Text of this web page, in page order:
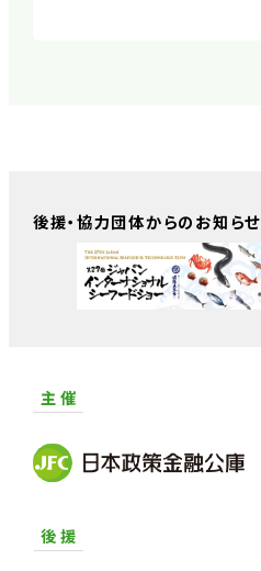
後援・協力団体からのお知らせ
主 催
後 援